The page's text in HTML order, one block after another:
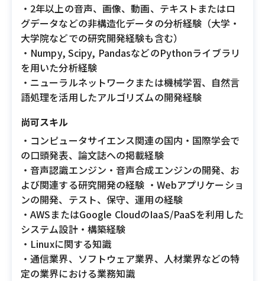
・2年以上の音声、画像、動画、テキストまたはロ
グデータなどの非構造化データの分析経験（大学・
大学院などでの研究開発経験も含む）
・Numpy, Scipy, PandasなどのPythonライブラリ
を用いた分析経験
・ニューラルネットワークまたは機械学習、自然言
語処理を活用したアルゴリズムの開発経験
尚可スキル
・コンピュータサイエンス関連の国内・国際学会で
の口頭発表、論文誌への掲載経験
・音声認識エンジン・音声合成エンジンの開発、お
よび関連する研究開発の経験 ・Webアプリケーショ
ンの開発、テスト、保守、運用の経験
・AWSまたはGoogle CloudのIaaS/PaaSを利用した
システム設計・構築経験
・Linuxに関する知識
・通信業界、ソフトウェア業界、人材業界などの特
定の業界における業務知識